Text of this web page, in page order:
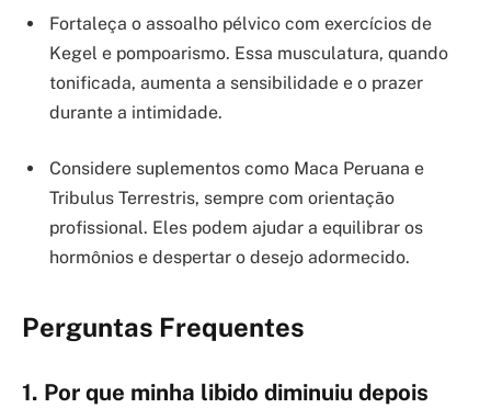
Fortaleça o assoalho pélvico com exercícios de
Kegel e pompoarismo. Essa musculatura, quando
tonificada, aumenta a sensibilidade e o prazer
durante a intimidade.
Considere suplementos como Maca Peruana e
Tribulus Terrestris, sempre com orientação
profissional. Eles podem ajudar a equilibrar os
hormônios e despertar o desejo adormecido.
Perguntas Frequentes
1. Por que minha libido diminuiu depois